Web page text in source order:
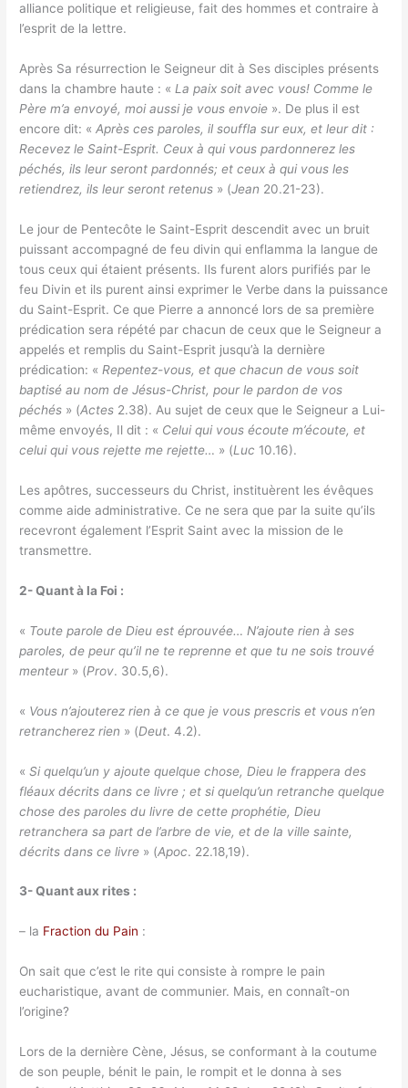
alliance politique et religieuse, fait des hommes et contraire à
l’esprit de la lettre.
Après Sa résurrection le Seigneur dit à Ses disciples présents
dans la chambre haute : «La paix soit avec vous! Comme le
Père m’a envoyé, moi aussi je vous envoie ». De plus il est
encore dit: «Après ces paroles, il souffla sur eux, et leur dit :
Recevez le Saint-Esprit. Ceux à qui vous pardonnerez les
péchés, ils leur seront pardonnés; et ceux à qui vous les
retiendrez, ils leur seront retenus » (Jean 20.21-23).
Le jour de Pentecôte le Saint-Esprit descendit avec un bruit
puissant accompagné de feu divin qui enflamma la langue de
tous ceux qui étaient présents. Ils furent alors purifiés par le
feu Divin et ils purent ainsi exprimer le Verbe dans la puissance
du Saint-Esprit. Ce que Pierre a annoncé lors de sa première
prédication sera répété par chacun de ceux que le Seigneur a
appelés et remplis du Saint-Esprit jusqu’à la dernière
prédication: « Repentez-vous, et que chacun de vous soit
baptisé au nom de Jésus-Christ, pour le pardon de vos
péchés » (Actes 2.38). Au sujet de ceux que le Seigneur a Lui-
même envoyés, Il dit : « Celui qui vous écoute m’écoute, et
celui qui vous rejette me rejette… » (Luc 10.16).
Les apôtres, successeurs du Christ, instituèrent les évêques
comme aide administrative. Ce ne sera que par la suite qu’ils
recevront également l’Esprit Saint avec la mission de le
transmettre.
2- Quant à la Foi :
« Toute parole de Dieu est éprouvée… N’ajoute rien à ses
paroles, de peur qu’il ne te reprenne et que tu ne sois trouvé
menteur » (Prov. 30.5,6).
« Vous n’ajouterez rien à ce que je vous prescris et vous n’en
retrancherez rien » (Deut. 4.2).
«Si quelqu’un y ajoute quelque chose, Dieu le frappera des
fléaux décrits dans ce livre ; et si quelqu’un retranche quelque
chose des paroles du livre de cette prophétie, Dieu
retranchera sa part de l’arbre de vie, et de la ville sainte,
décrits dans ce livre » (Apoc. 22.18,19).
3- Quant aux rites :
– la Fraction du Pain :
On sait que c’est le rite qui consiste à rompre le pain
eucharistique, avant de communier. Mais, en connaît-on
l’origine?
Lors de la dernière Cène, Jésus, se conformant à la coutume
de son peuple, bénit le pain, le rompit et le donna à ses